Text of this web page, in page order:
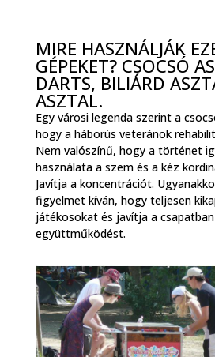
MIRE HASZNÁLJÁK
GÉPEKET? CSOCSÓ
DARTS, BILIÁRD
ASZTAL.
Egy városi legenda szerint a
hogy a háborús veteránok
Nem valószínű, hogy a történet
használata a szem és a kéz
Javítja a koncentrációt.
figyelmet kíván, hogy teljesen
játékosokat és javítja a
együttműködést.